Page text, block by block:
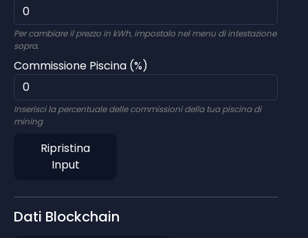
Per cambiare il prezzo in kWh, impostalo nel menu di intestazione
sopra.
Commissione Piscina (%)
Inserisci la percentuale delle commissioni della tua piscina di
mining
Ripristina
Input
Dati Blockchain